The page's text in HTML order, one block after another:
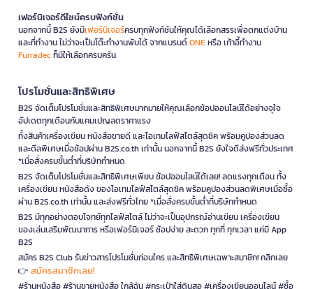
เฟอร์นิเจอร์ดีไซน์ครบฟังก์ชั่น
นอกจากนี้ B2S ยังมีเฟอร์นิเจอร์ครบทุกฟังก์ชันให้คุณได้เลือกสรรเพื่อตกแต่งบ้าน
และที่ทำงาน ไม่ว่าจะเป็นโต๊ะทำงานพับได้ จากแบรนด์ONEหรือ เก้าอี้ทำงาน
Furradecก็มีให้เลือกครบครัน
โปรโมชั่นและสิทธิพิเศษ
B2S จัดเต็มโปรโมชั่นและสิทธิพิเศษมากมายให้คุณเลือกช้อปออนไลน์ได้อย่างจุใจ
อัปเดตทุกเดือนกับแคมเปญลดราคาแรง
ทั้งสินค้าเครื่องเขียน หนังสือขายดี และไอเทมไลฟ์สไตล์สุดชิค พร้อมคูปองส่วนลด
และดีลพิเศษเมื่อช้อปผ่าน B2S.co.th เท่านั้น นอกจากนี้ B2S ยังใจดีส่งฟรีทั่วประเทศ
*เมื่อสั่งครบขั้นต่ำที่บริษัทกำหนด
B2S จัดเต็มโปรโมชั่นและสิทธิพิเศษเพียบ ช้อปออนไลน์ได้เลย! ลดแรงทุกเดือน ทั้ง
เครื่องเขียน หนังสือดัง ของไอเทมไลฟ์สไตล์สุดชิค พร้อมคูปองส่วนลดพิเศษเมื่อซื้อ
ผ่าน B2S.co.th เท่านั้น และส่งฟรีทั่วไทย *เมื่อสั่งครบขั้นต่ำที่บริษัทกำหนด
B2S มีทุกอย่างตอบโจทย์ทุกไลฟ์สไตล์ ไม่ว่าจะเป็นอุปกรณ์อ่านเขียน เครื่องเขียน
ของเล่นเสริมพัฒนาการ หรือเฟอร์นิเจอร์ ช้อปง่าย สะดวก ทุกที่ ทุกเวลา แค่มี App
B2S
สมัคร B2S Club รับข่าวสารโปรโมชั่นก่อนใคร และสิทธิพิเศษเฉพาะสมาชิก! คลิกเลย
👉 สมัครสมาชิกเลย!
#ร้านหนังสือ #ร้านขายหนังสือ ใกล้ฉัน #กระเป๋าใส่ดินสอ #เครื่องเขียนออนไลน์ #ซื้อ